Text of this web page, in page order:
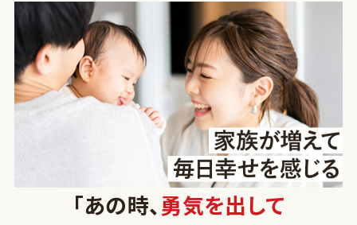
「あの時、勇気を出して